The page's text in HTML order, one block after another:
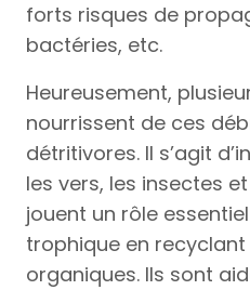
forts risques de
bactéries, etc.
Heureusement,
nourrissent de ces
détritivores. Il s’agit
les vers, les insectes
jouent un rôle
trophique en
organiques. Ils sont